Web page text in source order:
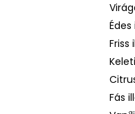
Friss
Fás
LATTAFA
Ft600